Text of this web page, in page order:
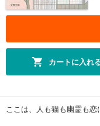
カートに入れ
ここは、人も猫も幽霊も